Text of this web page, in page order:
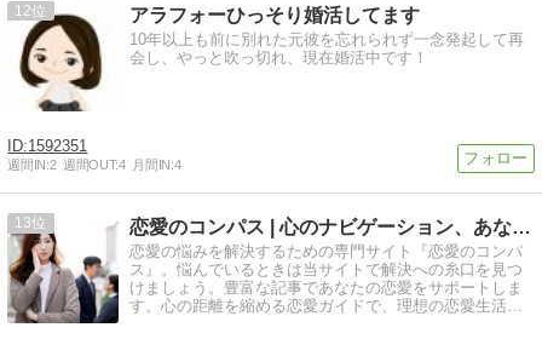
12 アラフォーひっそり婚活してます
10年以上も前に別れた元彼を忘れられず一念発起して再
会し、やっと吹っ切れ、現在婚活中です！
1592351
週間IN:2 週間OUT:4 月間IN:4
13 恋愛のコンパス | 心のナビゲーション、あなたの恋の味方
恋愛の悩みを解決するための専門サイト『恋愛のコンパ
ス』。悩んでいるときは当サイトで解決への糸口を見つ
けましょう。豊富な記事であなたの恋愛をサポートしま
す。心の距離を縮める恋愛ガイドで、理想の恋愛生活を